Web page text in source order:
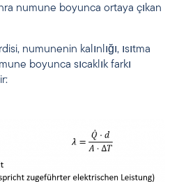
numune boyunca ortaya çıkan
numunenin kalınlığı, ısıtma
boyunca sıcaklık farkı